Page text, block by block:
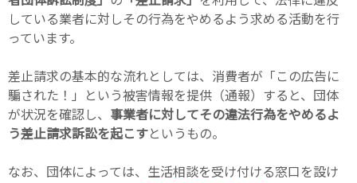
している業者に対しその行為をやめるよう求める活動を行
っています。
差止請求の基本的な流れとしては、消費者が「この広告に
騙された！」という被害情報を提供（通報）すると、団体
が状況を確認し、 事業者に対してその違法行為をやめるよ
う差止請求訴訟を起こすというもの。
なお、団体によっては、生活相談を受け付ける窓口を設け